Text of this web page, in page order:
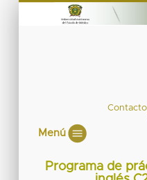
Contacto
Menú
Programa de